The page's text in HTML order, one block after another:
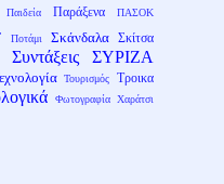
Παιδεία Παράξενα ΠΑΣΟΚ
Ποτάμι Σκάνδαλα
Σκίτσα
Συντάξεις ΣΥΡΙΖΑ
Τουρισμός Τροικα
Φωτογραφία Χαράτσι